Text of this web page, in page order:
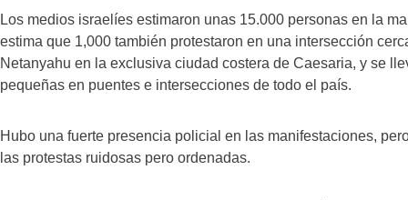
Los medios israelíes estimaron unas 15.000 personas en la
estima que 1,000 también protestaron en una intersección
Netanyahu en la exclusiva ciudad costera de Caesaria, y se
pequeñas en puentes e intersecciones de todo el país.
Hubo una fuerte presencia policial en las manifestaciones,
las protestas ruidosas pero ordenadas.